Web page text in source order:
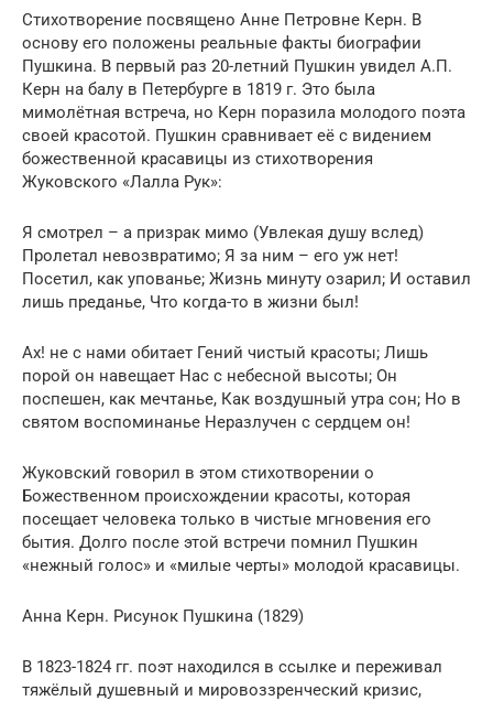
Стихотворение посвящено Анне Петровне Керн. В
основу его положены реальные факты биографии
Пушкина. В первый раз 20-летний Пушкин увидел А.П.
Керн на балу в Петербурге в 1819 г. Это была
мимолётная встреча, но Керн поразила молодого поэта
своей красотой. Пушкин сравнивает её с видением
божественной красавицы из стихотворения
Жуковского «Лалла Рук»:
Я смотрел – а призрак мимо (Увлекая душу вслед)
Пролетал невозвратимо; Я за ним – его уж нет!
Посетил, как упованье; Жизнь минуту озарил; И оставил
лишь преданье, Что когда-то в жизни был!
Ах! не с нами обитает Гений чистый красоты; Лишь
порой он навещает Нас с небесной высоты; Он
поспешен, как мечтанье, Как воздушный утра сон; Но в
святом воспоминанье Неразлучен с сердцем он!
Жуковский говорил в этом стихотворении о
Божественном происхождении красоты, которая
посещает человека только в чистые мгновения его
бытия. Долго после этой встречи помнил Пушкин
«нежный голос» и «милые черты» молодой красавицы.
Анна Керн. Рисунок Пушкина (1829)
В 1823-1824 гг. поэт находился в ссылке и переживал
тяжёлый душевный и мировоззренческий кризис,